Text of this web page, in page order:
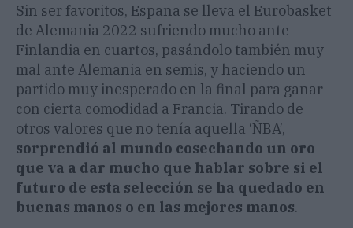
Sin ser favoritos, España se lleva el Eurobasket
de Alemania 2022 sufriendo mucho ante
Finlandia en cuartos, pasándolo también muy
mal ante Alemania en semis, y haciendo un
partido muy inesperado en la final para ganar
con cierta comodidad a Francia. Tirando de
otros valores que no tenía aquella ‘ÑBA’,
sorprendió al mundo cosechando un oro
que va a dar mucho que hablar sobre si el
futuro de esta selección se ha quedado en
buenas manos o en las mejores manos.